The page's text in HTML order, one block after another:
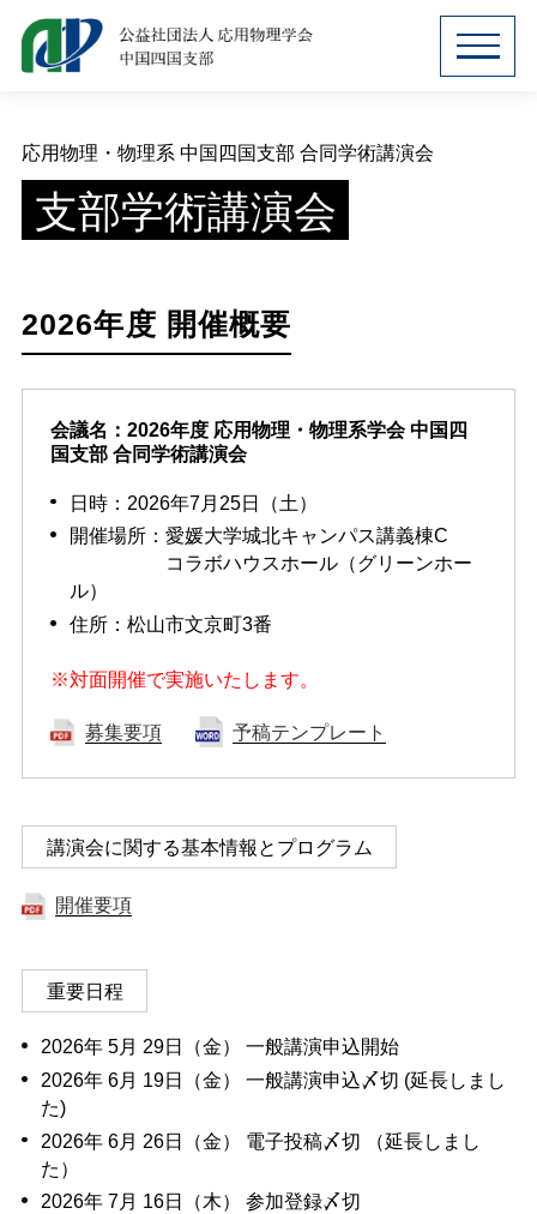
MENU
応用物理・物理系 中国四国支部 合同学術講演会
支部学術講演会
2026年度 開催概要
会議名：2026年度 応用物理・物理系学会 中国四
国支部 合同学術講演会
日時：2026年7月25日（土）
開催場所：愛媛大学城北キャンパス講義棟C
コラボハウスホール（グリーンホー
ル）
住所：松山市文京町3番
※対面開催で実施いたします。
募集要項 予稿テンプレート
講演会に関する基本情報とプログラム
開催要項
重要日程
2026年 5月 29日（金） 一般講演申込開始
2026年 6月 19日（金） 一般講演申込〆切 (延長しまし
た)
2026年 6月 26日（金） 電子投稿〆切 （延長しまし
た）
2026年 7月 16日（木） 参加登録〆切